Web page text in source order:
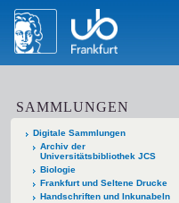
SAMMLUNGEN
Digitale Sammlungen
Archiv der
Universitätsbibliothek JCS
Biologie
Frankfurt und Seltene Drucke
Handschriften und Inkunabeln